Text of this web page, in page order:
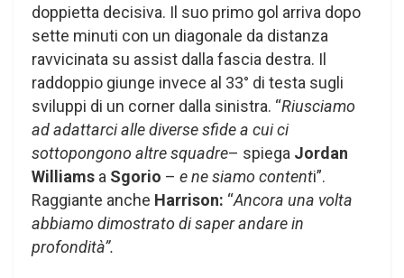
doppietta decisiva. Il suo primo gol arriva dopo
sette minuti con un diagonale da distanza
ravvicinata su assist dalla fascia destra. Il
raddoppio giunge invece al 33° di testa sugli
sviluppi di un corner dalla sinistra. “Riusciamo
ad adattarci alle diverse sfide a cui ci
sottopongono altre squadre– spiega Jordan
Williams a Sgorio – e ne siamo contenti”.
Raggiante anche Harrison: “Ancora una volta
abbiamo dimostrato di saper andare in
profondità”.